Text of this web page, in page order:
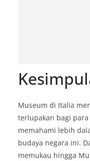
Museum di Italia
terlupakan bagi
memahami lebih
budaya negara ini.
memukau hingga